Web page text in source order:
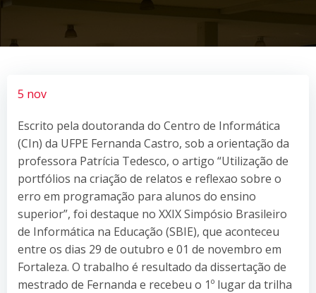
5 nov
Escrito pela doutoranda do Centro de Informática
(CIn) da UFPE Fernanda Castro, sob a orientação da
professora Patrícia Tedesco, o artigo “Utilização de
portfólios na criação de relatos e reflexao sobre o
erro em programação para alunos do ensino
superior”, foi destaque no XXIX Simpósio Brasileiro
de Informática na Educação (SBIE), que aconteceu
entre os dias 29 de outubro e 01 de novembro em
Fortaleza. O trabalho é resultado da dissertação de
mestrado de Fernanda e recebeu o 1º lugar da trilha